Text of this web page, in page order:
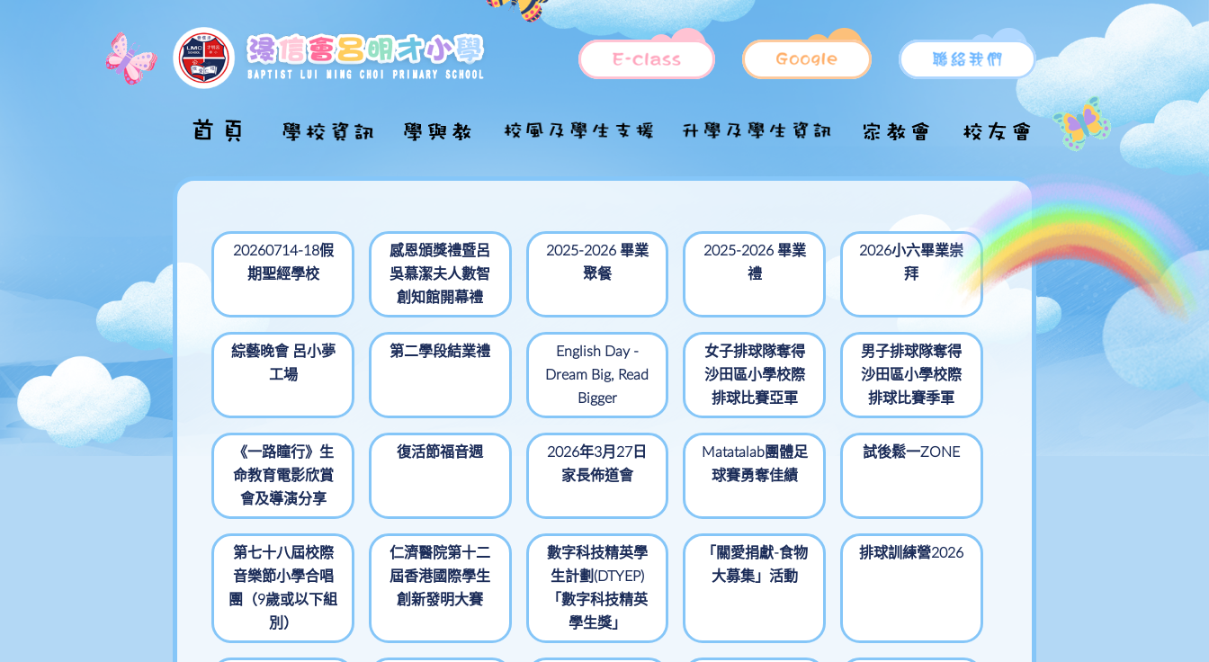
校長的話
學校概覽 學校歷史
學校願景及使命
校訓及校歌
法團校董會
學校組織圖
校舍巡禮 課室及設施分佈
設施介紹
學校發展計劃 周年校務報告
學校發展計劃書
周年校務計劃書
校本課後學習及支
學校津貼
全方位學習津貼運
姊妹學校計劃
學生活動支援津貼
支援非華語學童的
處理投訴政策及程
全年適用書表
傳媒快訊
呂小校報
聯絡方法
辦公時間
國家安全教育 管理架構
各持份者的角色
課程特色 全方位學習
照顧學習多樣性
融合教育
中文科
English
數學科
常識科
視藝科
音樂科
體育科
倫理及宗教科
電腦科
普通話科
圖書
家課政策
福音工作
課外活動 目的
興趣班
周五活動課
一體一藝一學術
小一入學資訊 小一新生支援
小一申請
小一備取生入學申
請
小一自行分配學位
結果
升中派位
升中推薦信表格
升中資訊
各區中學名單
學童服務 校服/運動服
校車
插班生申請
20260714-18假
期聖經學校
感恩頒獎禮暨呂
吳慕潔夫人數智
創知館開幕禮
2025-2026 畢業
聚餐
2025-2026 畢業
禮
2026小六畢業崇
拜
綜藝晚會 呂小夢
工場
第二學段結業禮
English Day -
Dream Big, Read
Bigger
女子排球隊奪得
沙田區小學校際
排球比賽亞軍
男子排球隊奪得
沙田區小學校際
排球比賽季軍
《一路瞳行》生
命教育電影欣賞
會及導演分享
復活節福音週
2026年3月27日
家長佈道會
Matatalab團體足
球賽勇奪佳績
試後鬆一ZONE
第七十八屆校際
音樂節小學合唱
團（9歲或以下組
別）
仁濟醫院第十二
屆香港國際學生
創新發明大賽
數字科技精英學
生計劃(DTYEP)
「數字科技精英
學生獎」
「關愛捐獻-食物
大募集」活動
排球訓練營2026